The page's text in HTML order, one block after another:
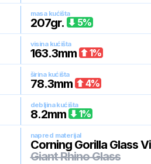
masa kućišta
207gr. 5%
visina kućišta
163.3mm 1%
širina kućišta
78.3mm 4%
debljina kućišta
8.2mm 1%
napred materijal
Corning Gorilla Glass
Giant Rhino Glass